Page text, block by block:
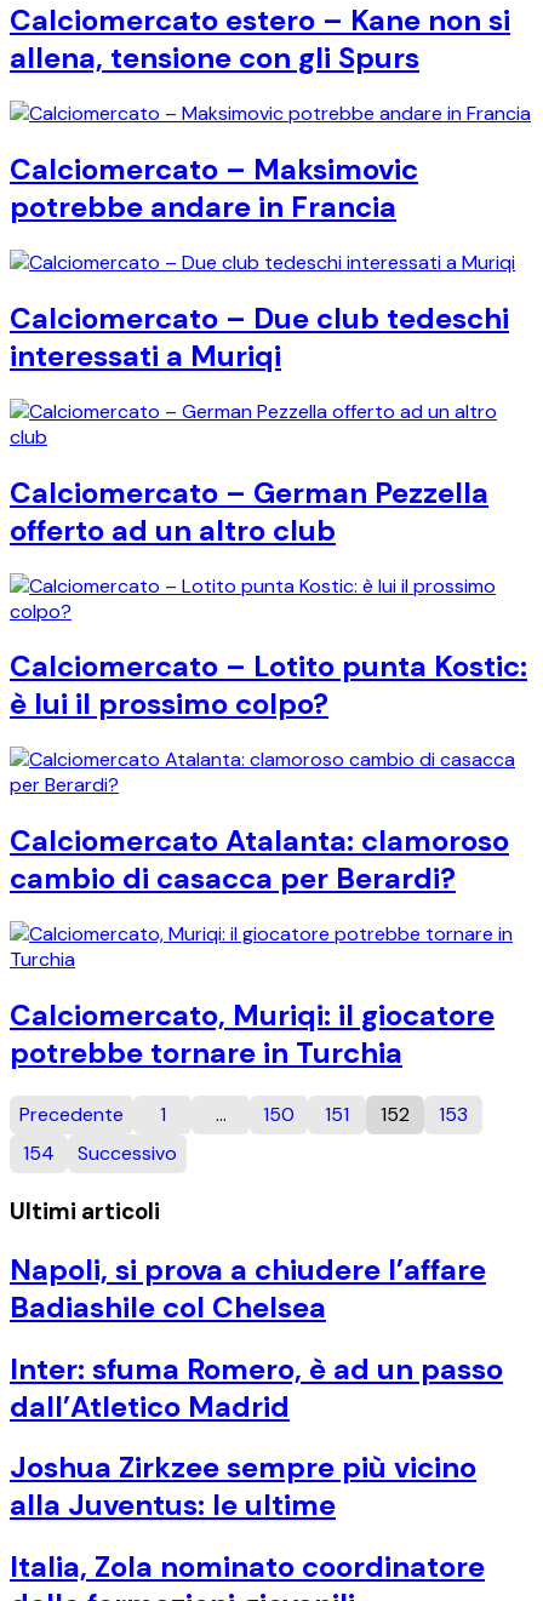
Calciomercato estero – Kane non si
allena, tensione con gli Spurs
Calciomercato – Maksimovic
potrebbe andare in Francia
Calciomercato – Due club tedeschi
interessati a Muriqi
Calciomercato – German Pezzella
offerto ad un altro club
Calciomercato – Lotito punta Kostic:
è lui il prossimo colpo?
Calciomercato Atalanta: clamoroso
cambio di casacca per Berardi?
Calciomercato, Muriqi: il giocatore
potrebbe tornare in Turchia
Precedente 1 … 150 151 152
153
154
Successivo
Ultimi articoli
Napoli, si prova a chiudere l’affare
Badiashile col Chelsea
Inter: sfuma Romero, è ad un passo
dall’Atletico Madrid
Joshua Zirkzee sempre più vicino
alla Juventus: le ultime
Italia, Zola nominato coordinatore